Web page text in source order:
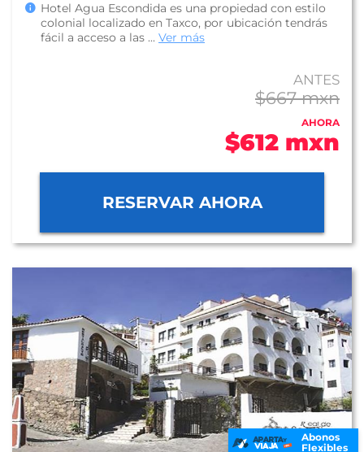
Hotel Agua Escondida es una propiedad con estilo
colonial localizado en Taxco, por ubicación tendrás
fácil a acceso a las ... Ver más
ANTES
$667 mxn
AHORA
$612 mxn
RESERVAR AHORA
Abonos
Flexibles